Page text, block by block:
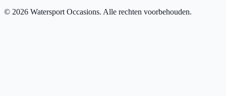
© 2026 Watersport Occasions. Alle rechten voorbehouden.